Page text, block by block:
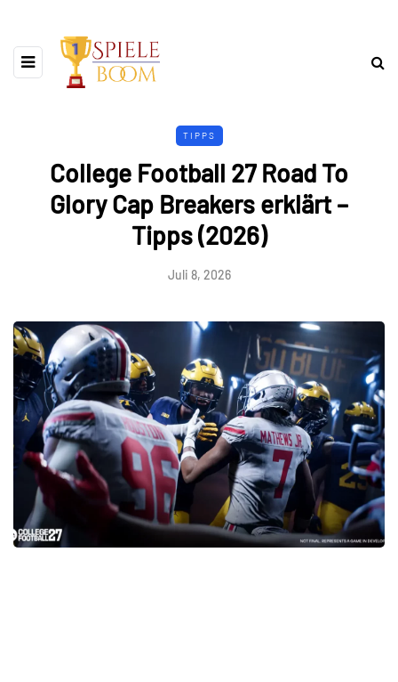
TIPPS
College Football 27 Road To
Glory Cap Breakers erklärt –
Tipps (2026)
Juli 8, 2026